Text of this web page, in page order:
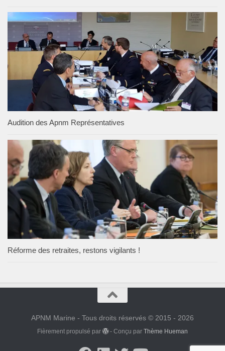
Audition des Apnm Représentatives
Réforme des retraites, restons vigilants !
APNM Marine - Tous droits réservés © 2015 - 2026
Fièrement propulsé par - Conçu parThème Hueman